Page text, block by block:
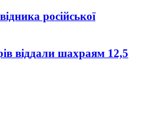
російської
віддали шахраям 12,5